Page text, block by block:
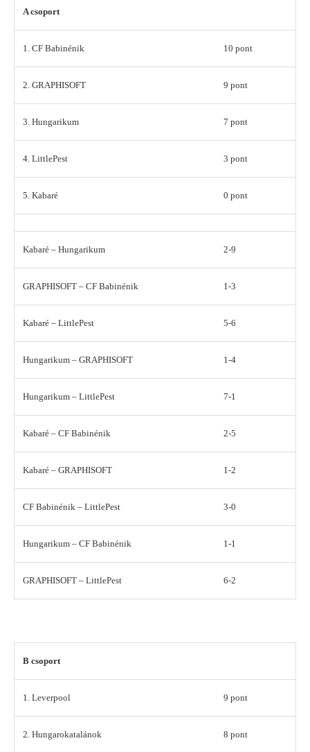
A csoport
1. CF Babinénik 10 pont
2. GRAPHISOFT 9 pont
3. Hungarikum 7 pont
4. LittlePest 3 pont
5. Kabaré 0 pont
Kabaré – Hungarikum 2-9
GRAPHISOFT – CF Babinénik 1-3
Kabaré – LittlePest 5-6
Hungarikum – GRAPHISOFT 1-4
Hungarikum – LittlePest 7-1
Kabaré – CF Babinénik 2-5
Kabaré – GRAPHISOFT 1-2
CF Babinénik – LittlePest 3-0
Hungarikum – CF Babinénik 1-1
GRAPHISOFT – LittlePest 6-2
B csoport
1. Leverpool 9 pont
2. Hungarokatalánok 8 pont